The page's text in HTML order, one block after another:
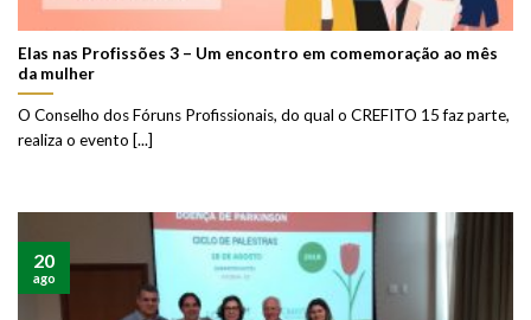
Elas nas Profissões 3 – Um encontro em comemoração ao mês
da mulher
O Conselho dos Fóruns Profissionais, do qual o CREFITO 15 faz parte,
realiza o evento [...]
20
ago